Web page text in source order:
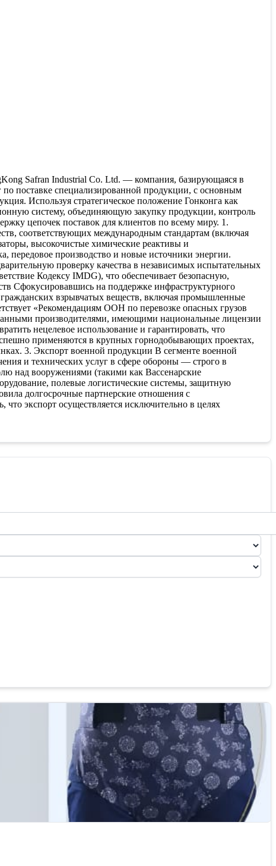
Safran Industrial Co. Ltd. — компания, базирующаяся в
поставке специализированной продукции, с основным
Используя стратегическое положение Гонконга как
систему, объединяющую закупку продукции, контроль
цепочек поставок для клиентов по всему миру. 1.
соответствующих международным стандартам (включая
высокочистые химические реактивы и
передовое производство и новые источники энергии.
проверку качества в независимых испытательных
Кодексу IMDG), что обеспечивает безопасную,
Сфокусировавшись на поддержке инфраструктурного
взрывчатых веществ, включая промышленные
«Рекомендациям ООН по перевозке опасных грузов
производителями, имеющими национальные лицензии
нецелевое использование и гарантировать, что
применяются в крупных горнодобывающих проектах,
3. Экспорт военной продукции В сегменте военной
и технических услуг в сфере обороны — строго в
над вооружениями (такими как Вассенарские
полевые логистические системы, защитную
долгосрочные партнерские отношения с
экспорт осуществляется исключительно в целях